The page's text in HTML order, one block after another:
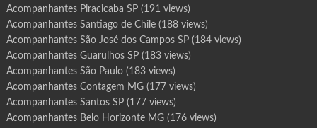
Acompanhantes Piracicaba SP(191 views)
Acompanhantes Santiago de Chile(188 views)
Acompanhantes São José dos Campos SP(184 views)
Acompanhantes Guarulhos SP(183 views)
Acompanhantes São Paulo(183 views)
Acompanhantes Contagem MG(177 views)
Acompanhantes Santos SP(177 views)
Acompanhantes Belo Horizonte MG(176 views)